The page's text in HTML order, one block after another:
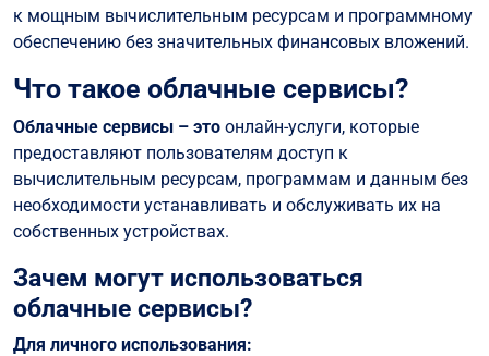
Инфраструктура как услуга (IaaS)
На каких гаджетах можно использовать облачные
сервисы?
к мощным вычислительным ресурсам и программному
обеспечению без значительных финансовых вложений.
Что такое облачные сервисы?
Облачные сервисы – это онлайн-услуги, которые
предоставляют пользователям доступ к
вычислительным ресурсам, программам и данным без
необходимости устанавливать и обслуживать их на
собственных устройствах.
Зачем могут использоваться
облачные сервисы?
Для личного использования: